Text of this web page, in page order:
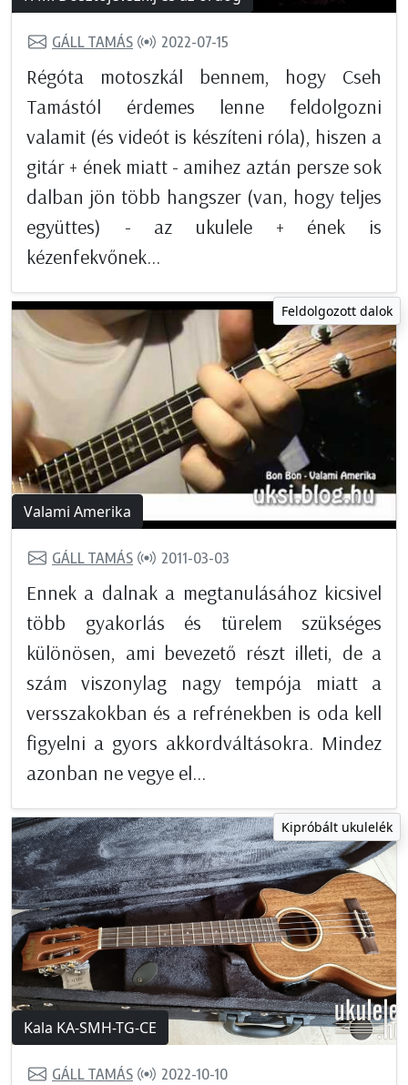
GÁLL TAMÁS 2022-07-15
Régóta motoszkál bennem, hogy Cseh
Tamástól érdemes lenne feldolgozni
valamit (és videót is készíteni róla), hiszen a
gitár + ének miatt - amihez aztán persze sok
dalban jön több hangszer (van, hogy teljes
együttes) - az ukulele + ének is
kézenfekvőnek...
Feldolgozott dalok
Valami Amerika
GÁLL TAMÁS 2011-03-03
Ennek a dalnak a megtanulásához kicsivel
több gyakorlás és türelem szükséges
különösen, ami bevezető részt illeti, de a
szám viszonylag nagy tempója miatt a
versszakokban és a refrénekben is oda kell
figyelni a gyors akkordváltásokra. Mindez
azonban ne vegye el...
Kipróbált ukulelék
Kala KA-SMH-TG-CE
GÁLL TAMÁS 2022-10-10